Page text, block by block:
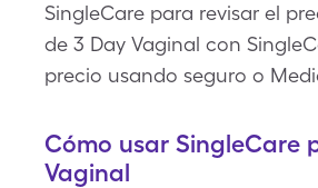
SingleCare para revisar el
de 3 Day Vaginal con
precio usando seguro o
Cómo usar SingleCare
Vaginal